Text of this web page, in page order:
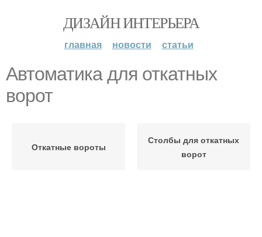
ДИЗАЙН ИНТЕРЬЕРА
главная новости статьи
Автоматика для откатных
ворот
Откатные вороты
Столбы для откатных
ворот